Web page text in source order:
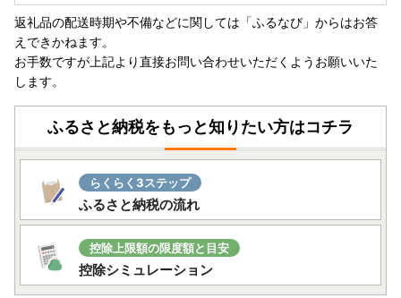
返礼品の配送時期や不備などに関しては「ふるなび」からはお答
えできかねます。
お手数ですが上記より直接お問い合わせいただくようお願いいた
します。
ふるさと納税をもっと知りたい方はコチラ
らくらく3ステップ
ふるさと納税の流れ
控除上限額の限度額と目安
控除シミュレーション